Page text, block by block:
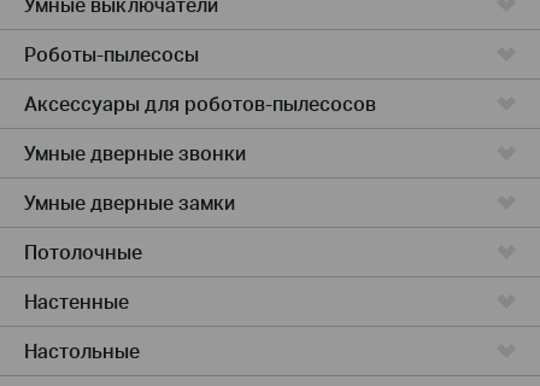
Роботы-пылесосы
Аксессуары для роботов-пылесосов
Умные дверные звонки
Умные дверные замки
Потолочные
Настенные
Настольные